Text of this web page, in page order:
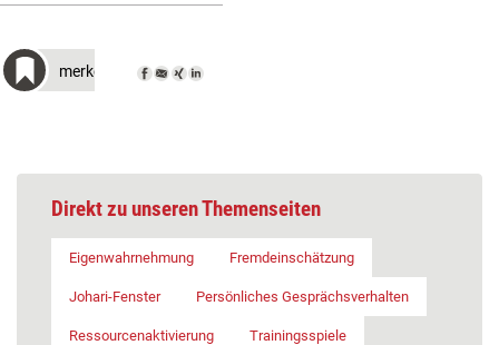
merken
Direkt zu unseren Themenseiten
Eigenwahrnehmung Fremdeinschätzung
Johari-Fenster Persönliches Gesprächsverhalten
Ressourcenaktivierung Trainingsspiele